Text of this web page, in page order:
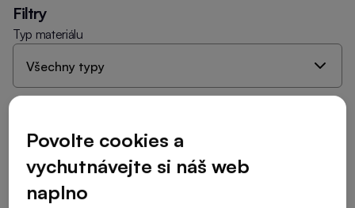
Filtry
Typ materiálu
Cílová skupina
Stupeň školy
Povolte cookies a
vychutnávejte si náš web
naplno